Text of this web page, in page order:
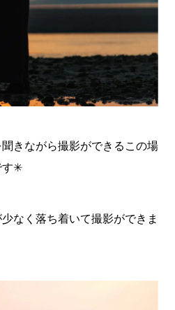
きながら撮影ができるこの場
す✳︎
なく落ち着いて撮影ができま